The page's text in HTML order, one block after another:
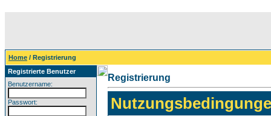
Home / Registrierung
Registrierte Benutzer
Benutzername:
Passwort:
Registrierung